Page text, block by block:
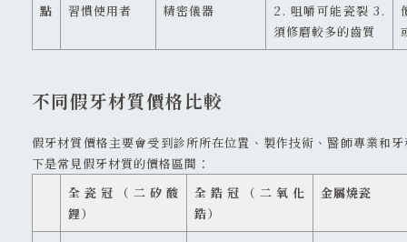
點 習慣使用者 精密儀器
2. 咀嚼可能瓷裂 3.
須修磨較多的齒質
不同假牙材質價格比較
假牙材質價格主要會受到診所所在位置、製作技術、醫師專業和
下是常見假牙材質的價格區間：
全瓷冠（二矽酸
鋰）
全鋯冠（二氧化
鋯）
金屬燒瓷